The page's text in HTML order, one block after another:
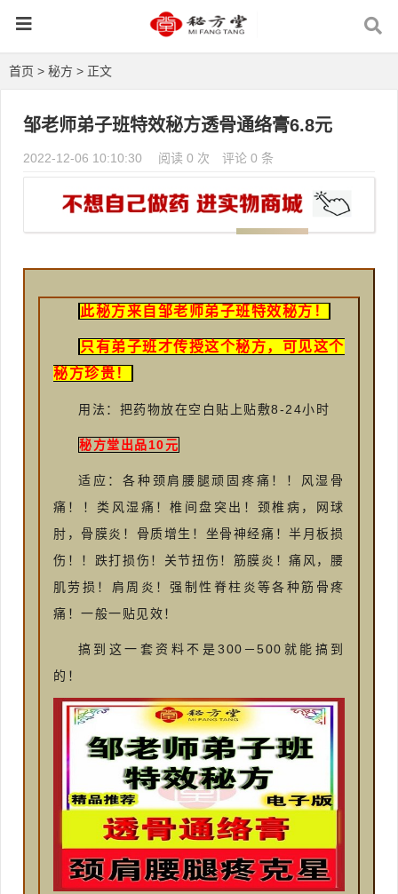
首页 > 秘方 > 正文
邹老师弟子班特效秘方透骨通络膏6.8元
2022-12-06 10:10:30 阅读 0 次 评论 0 条
此秘方来自邹老师弟子班特效秘方！
只有弟子班才传授这个秘方，可见这个
秘方珍贵！
用法：把药物放在空白贴上贴敷8-24小时
秘方堂出品10元
适应：各种颈肩腰腿顽固疼痛！！风湿骨
痛！！类风湿痛！椎间盘突出！颈椎病，网球
肘，骨膜炎！骨质增生！坐骨神经痛！半月板损
伤！！跌打损伤！关节扭伤！筋膜炎！痛风，腰
肌劳损！肩周炎！强制性脊柱炎等各种筋骨疼
痛！一般一贴见效！
搞到这一套资料不是300－500就能搞到
的！